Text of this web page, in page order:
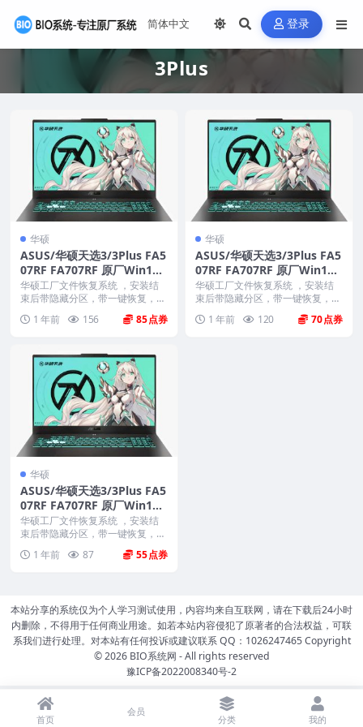
登录
3Plus
华硕
ASUS/华硕天选3/3Plus FA5
07RF FA707RF 原厂Win11
22H2专业工作站版系统 工厂
文件 带ASUS Recovery恢复
华硕工厂文件恢复系统 ，安装结
束后带隐藏分区，带一键恢复，以
1 年前 156 85
华硕
ASUS/华硕天选3/3Plus FA5
07RF FA707RF 原厂Win11
22H2专业版系统 工厂文件
带ASUS Recovery恢复
华硕工厂文件恢复系统 ，安装结
束后带隐藏分区，带一键恢复，以
1 年前 120 70
华硕
ASUS/华硕天选3/3Plus FA5
07RF FA707RF 原厂Win11
22H2家庭版系统 工厂文件
带ASUS Recovery恢复
华硕工厂文件恢复系统 ，安装结
束后带隐藏分区，带一键恢复，以
1 年前 87 55
本站分享的系统仅为个人学习测试使用，内容均来自互联网，请在下载后24小时
内删除，不得用于任何商业用途。如若本站内容侵犯了原著者的合法权益，可联
系我们进行处理。对本站有任何投诉或建议联系 QQ：1026247465 Copyright
© 2026 BIO系统网 - All rights reserved
豫ICP备2022008340号-2
首页
会员
分类 我的